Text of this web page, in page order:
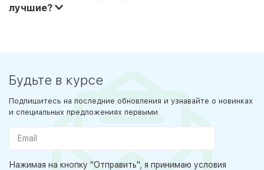
лучшие?
Будьте в курсе
Подпишитесь на последние обновления и узнавайте о новинках
и специальных предложениях первыми
Нажимая на кнопку "Отправить", я принимаю условия